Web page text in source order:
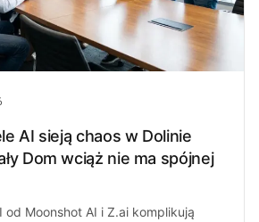
AI sieją chaos w Dolinie
Dom wciąż nie ma spójnej
od Moonshot AI i Z.ai komplikują